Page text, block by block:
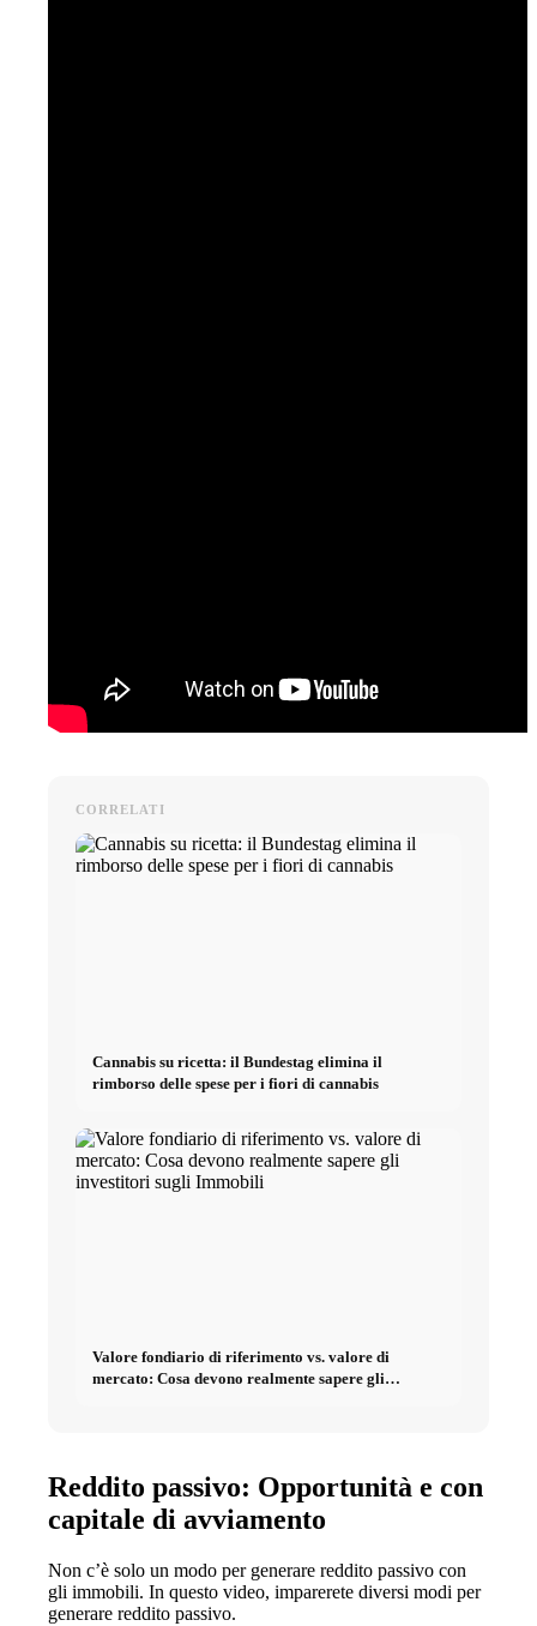
CORRELATI
Cannabis su ricetta: il Bundestag elimina il
rimborso delle spese per i fiori di cannabis
Valore fondiario di riferimento vs. valore di
mercato: Cosa devono realmente sapere gli
Reddito passivo: Opportunità e con
capitale di avviamento
Non c’è solo un modo per generare reddito passivo con
gli immobili. In questo video, imparerete diversi modi per
generare reddito passivo.